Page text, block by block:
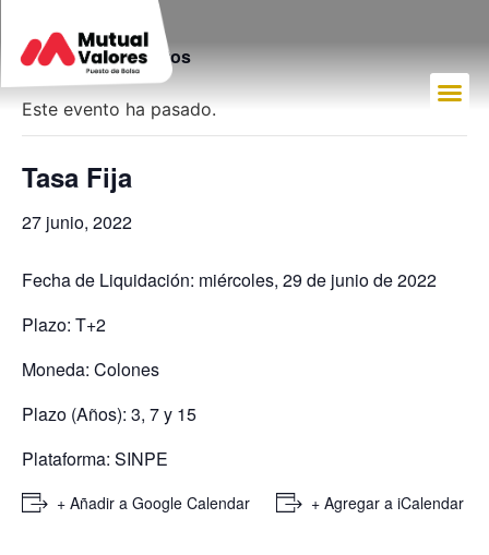
« Todos los Eventos
Este evento ha pasado.
Tasa Fija
27 junio, 2022
Fecha de Liquidación: miércoles, 29 de junio de 2022
Plazo: T+2
Moneda: Colones
Plazo (Años): 3, 7 y 15
Plataforma: SINPE
+ Añadir a Google Calendar + Agregar a iCalendar